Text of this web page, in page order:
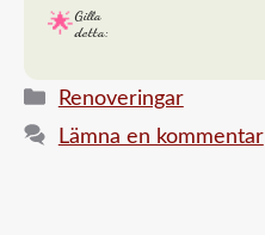
Gilla
detta:
Kategorier
Renoveringar
Lämna en kommentar